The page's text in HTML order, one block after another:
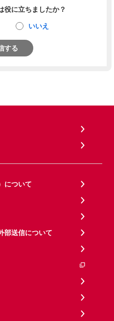
役に立ちましたか？
いいえ
する
について
部送信について